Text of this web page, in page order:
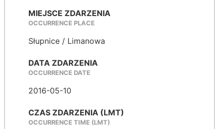
MIEJSCE ZDARZENIA
OCCURRENCE PLACE
Słupnice / Limanowa
DATA ZDARZENIA
OCCURRENCE DATE
2016-05-10
CZAS ZDARZENIA (LMT)
OCCURRENCE TIME (LMT)